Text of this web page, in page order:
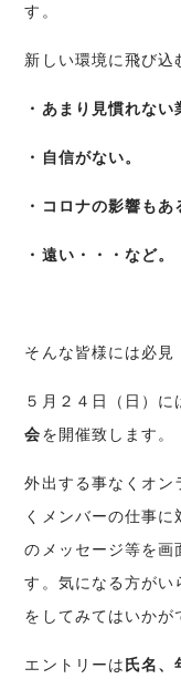
す。
新しい環境に飛び込
・あまり見慣れない
・自信がない。
・コロナの影響もあ
・遠い・・・など。
そんな皆様には必見
５月２４日（日）に
会を開催致します。
外出する事なくオン
くメンバーの仕事
のメッセージ等を画
す。気になる方がい
をしてみてはいかが
エントリーは氏名、